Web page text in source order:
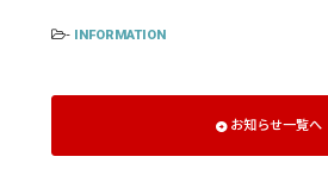
- INFORMATION
お知らせ一覧へ